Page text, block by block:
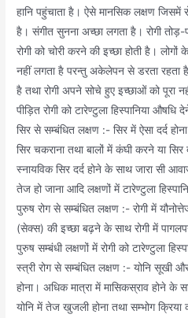
हानि पहुंचाता है। ऐसे मानसिक लक्षण जिसमें
है। संगीत सुनना अच्छा लगता है। रोगी
रोगी को चोरी करने की इच्छा होती है।
नहीं लगता है परन्तु अकेलेपन से डरता रहता
है तथा रोगी अपने सोचे हुए इच्छाओं को पूरा
पीड़ित रोगी को टारेण्टुला हिस्पानिया औषधि
सिर से सम्बंधित लक्षण :- सिर में ऐसा दर्द
सिर चकराना तथा बालों में कंघी करने या सिर
स्नायविक सिर दर्द होने के साथ जारा सी
तेज हो जाना आदि लक्षणों में टारेण्टुला
पुरुष रोग से सम्बंधित लक्षण :- रोगी में
(सेक्स) की इच्छा बढ़ने के साथ रोगी में
पुरुष सम्बंधी लक्षणों में रोगी को टारेण्टुला
स्त्री रोग से सम्बंधित लक्षण :- योनि सूखी
होना। अधिक मात्रा में मासिकस्राव होने के
योनि में तेज खुजली होना तथा सम्भोग